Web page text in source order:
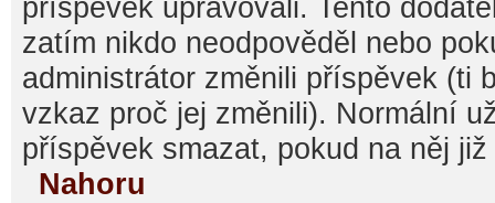
příspěvek upravovali. Tento
zatím nikdo neodpověděl nebo
administrátor změnili příspěvek (ti
vzkaz proč jej změnili). Normální
příspěvek smazat, pokud na něj
Nahoru